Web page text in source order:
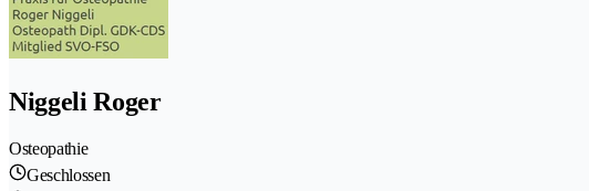
Niggeli Roger
Osteopathie
Geschlossen